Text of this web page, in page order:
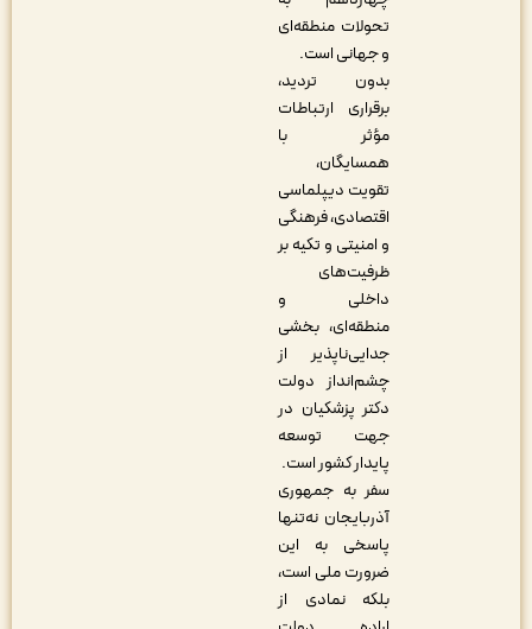
تحولات منطقه‌ای
و جهانی است.
بدون تردید،
برقراری ارتباطات
مؤثر با
همسایگان،
تقویت دیپلماسی
اقتصادی، فرهنگی
و امنیتی و تکیه بر
ظرفیت‌های
داخلی و
منطقه‌ای، بخشی
جدایی‌ناپذیر از
چشم‌انداز دولت
دکتر پزشکیان در
جهت توسعه
پایدار کشور است.
سفر به جمهوری
آذربایجان نه‌تنها
پاسخی به این
ضرورت ملی است،
بلکه نمادی از